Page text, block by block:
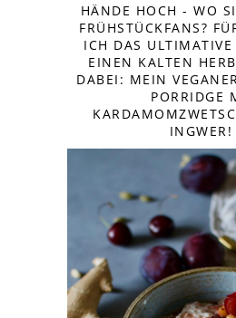
HÄNDE HOCH - WO
FRÜHSTÜCKFANS?
ICH DAS ULTIMATIVE
EINEN KALTEN
DABEI: MEIN
PORRIDGE
INGWER!